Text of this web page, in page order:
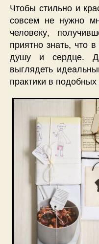
Чтобы стильно и
совсем не нужно
человеку,
приятно знать, что
душу и сердце.
выглядеть
практики в